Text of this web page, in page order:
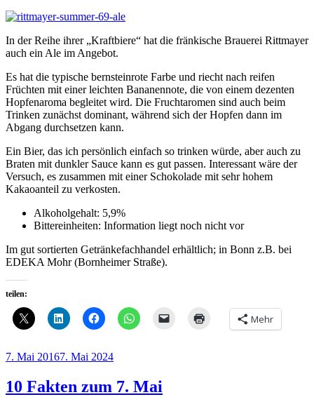
In der Reihe ihrer „Kraftbiere“ hat die fränkische Brauerei Rittmayer
auch ein Ale im Angebot.
Es hat die typische bernsteinrote Farbe und riecht nach reifen
Früchten mit einer leichten Bananennote, die von einem dezenten
Hopfenaroma begleitet wird. Die Fruchtaromen sind auch beim
Trinken zunächst dominant, während sich der Hopfen dann im
Abgang durchsetzen kann.
Ein Bier, das ich persönlich einfach so trinken würde, aber auch zu
Braten mit dunkler Sauce kann es gut passen. Interessant wäre der
Versuch, es zusammen mit einer Schokolade mit sehr hohem
Kakaoanteil zu verkosten.
Alkoholgehalt: 5,9%
Bittereinheiten: Information liegt noch nicht vor
Im gut sortierten Getränkefachhandel erhältlich; in Bonn z.B. bei
EDEKA Mohr (Bornheimer Straße).
teilen:
Mehr
Veröffentlicht
7. Mai 20167. Mai 2024
10 Fakten zum 7. Mai